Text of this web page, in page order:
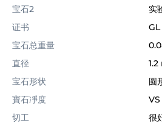
宝石2
实
证书
GL
宝石总重量
直径
宝石形状
圆
寶石凈度
VS
切工
很